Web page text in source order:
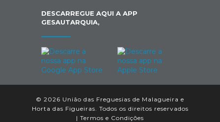
DESCARREGUE AQUI A APP
GESAUTARQUIA,
© 2026 União das Freguesias de Malagueira e
Horta das Figueiras. Todos os direitos reservados
| Termos e Condições